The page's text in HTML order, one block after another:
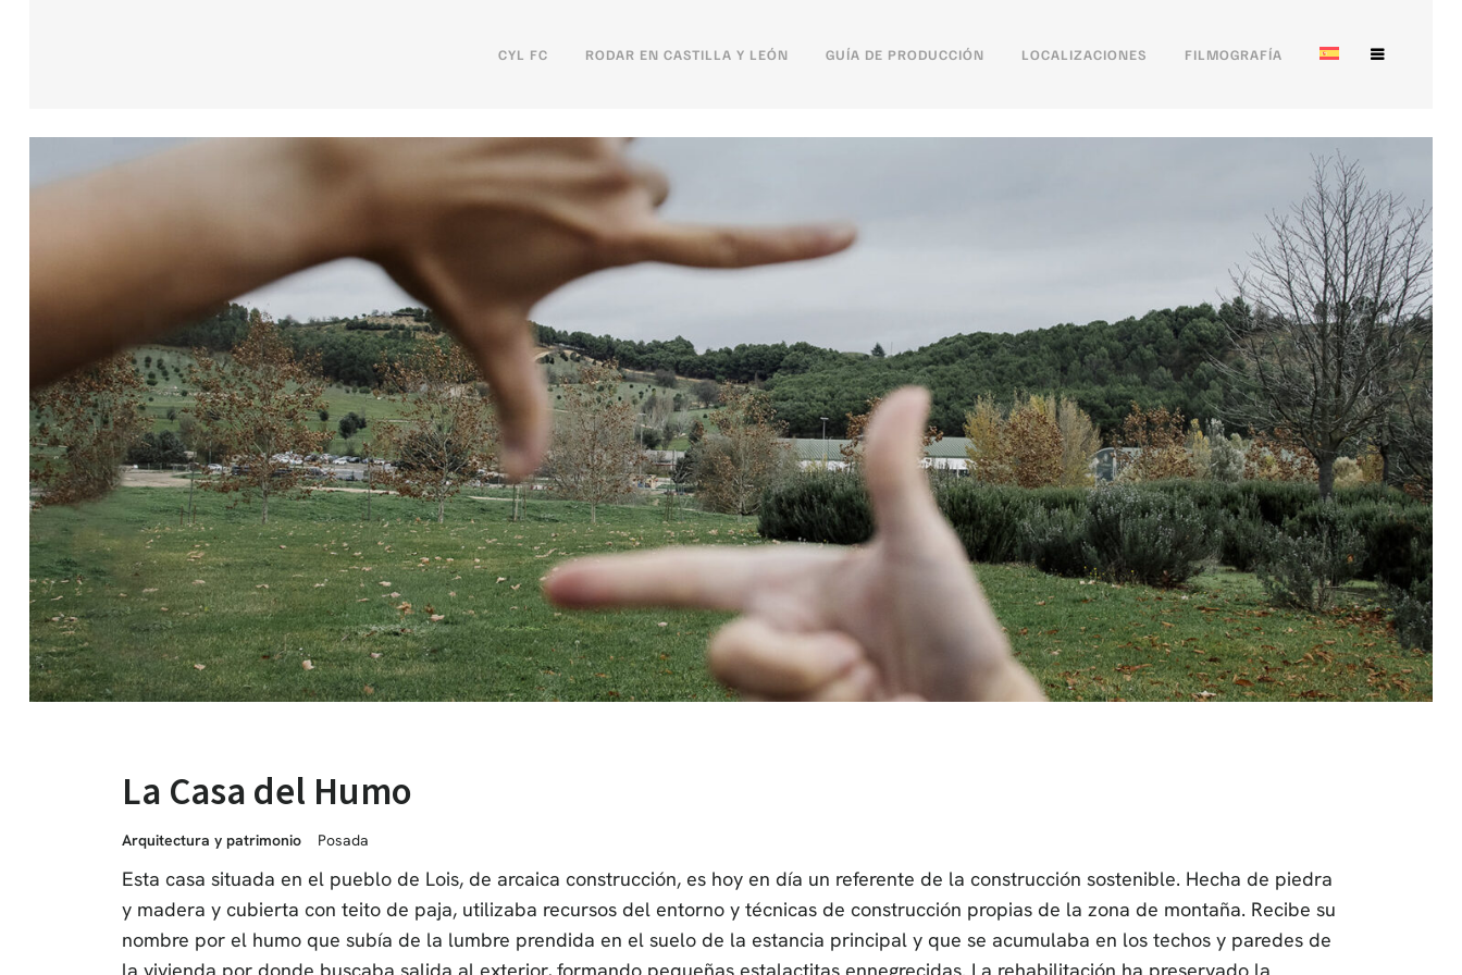
CYL FC RODAR EN CASTILLA Y LEÓN GUÍA DE PRODUCCIÓN LOCALIZACIONES FILMOGRAFÍA
La Casa del Humo
Arquitectura y patrimonio Posada
Esta casa situada en el pueblo de Lois, de arcaica construcción, es hoy en día un referente de la construcción sostenible. Hecha de piedra
y madera y cubierta con teito de paja, utilizaba recursos del entorno y técnicas de construcción propias de la zona de montaña. Recibe su
nombre por el humo que subía de la lumbre prendida en el suelo de la estancia principal y que se acumulaba en los techos y paredes de